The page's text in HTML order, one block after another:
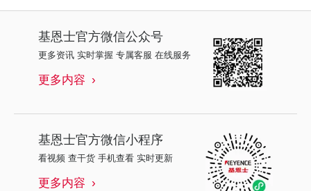
基恩士官方微信公众号
更多资讯 实时掌握 专属客服 在线服务
更多内容
基恩士官方微信小程序
看视频 查干货 手机查看 实时更新
更多内容